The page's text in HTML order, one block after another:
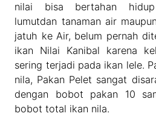
nilai bisa bertahan hidup
lumutdan tanaman air
jatuh ke Air, belum pernah
ikan Nilai Kanibal karena
sering terjadi pada ikan lele.
nila, Pakan Pelet sangat
dengan bobot pakan 10
bobot total ikan nila.